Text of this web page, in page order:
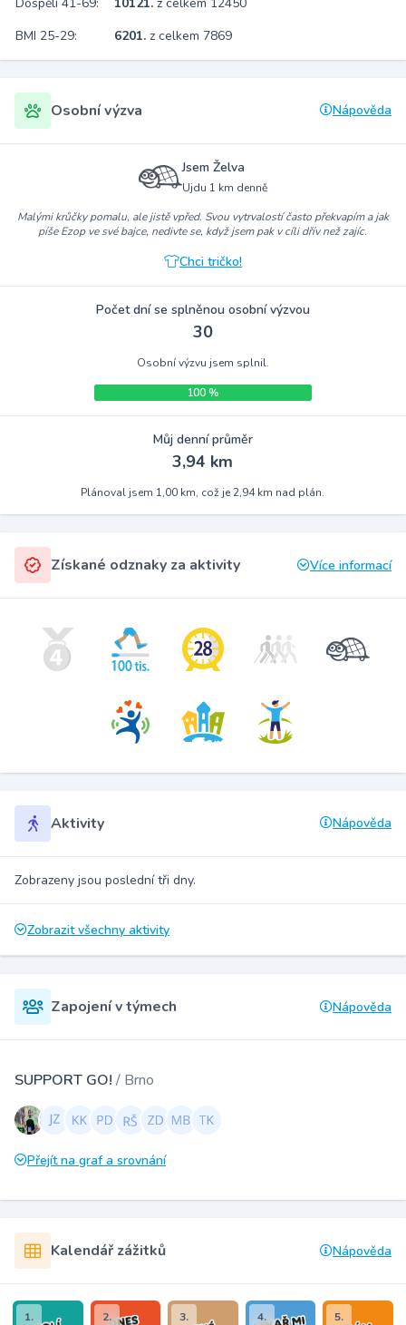
BMI 25-29:
6201. z celkem 7869
Osobní výzva Nápověda
Jsem Želva
Ujdu 1 km denně
Malými krůčky pomalu, ale jistě vpřed. Svou vytrvalostí často překvapím a jak
píše Ezop ve své bajce, nedivte se, když jsem pak v cíli dřív než zajíc.
Chci tričko!
Počet dní se splněnou osobní výzvou
30
Osobní výzvu jsem splnil.
100 %
Můj denní průměr
3,94 km
Plánoval jsem 1,00 km, což je 2,94 km nad plán.
Získané odznaky za aktivity Více informací
Aktivity Nápověda
Zobrazeny jsou poslední tři dny.
Zobrazit všechny aktivity
Zapojení v týmech Nápověda
SUPPORT GO! / Brno
Přejít na graf a srovnání
Kalendář zážitků Nápověda
1. 2. 3. 4. 5.